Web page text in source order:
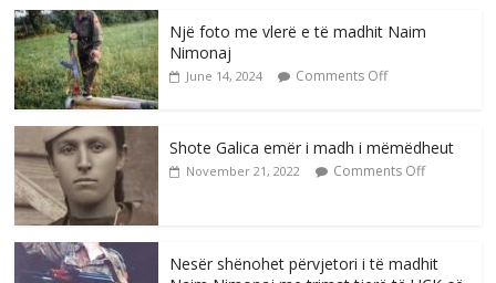
Një foto me vlerë e të madhit Naim
Nimonaj
June 14, 2024 Comments Off
Shote Galica emër i madh i mëmëdheut
November 21, 2022 Comments Off
Nesër shënohet përvjetori i të madhit